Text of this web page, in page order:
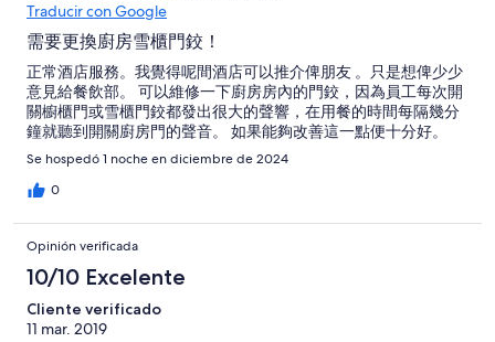
Traducir con Google
需要更換廚房雪櫃門鉸！
正常酒店服務。我覺得呢間酒店可以推介俾朋友 。只是想俾少少
意見給餐飲部。 可以維修一下廚房房內的門鉸，因為員工每次開
關櫥櫃門或雪櫃門鉸都發出很大的聲響，在用餐的時間每隔幾分
鐘就聽到開關廚房門的聲音。 如果能夠改善這一點便十分好。
Se hospedó 1 noche en diciembre de 2024
0
Opinión verificada
10/10 Excelente
Cliente verificado
11 mar. 2019